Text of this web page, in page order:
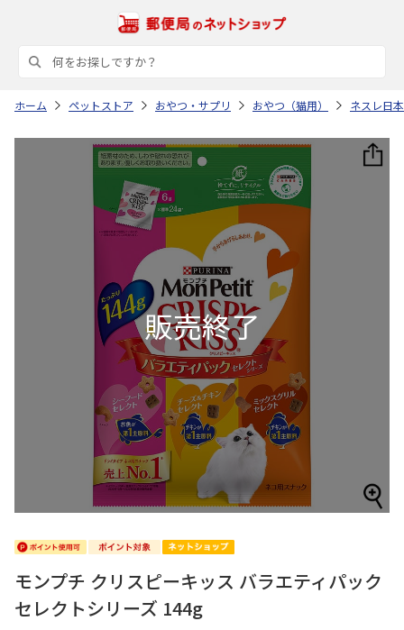
ホーム ペットストア おやつ・サプリ おやつ（猫用） ネスレ日
モンプチ クリスピーキッス バラエティパック
セレクトシリーズ 144g